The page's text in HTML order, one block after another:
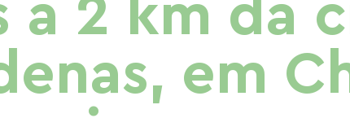
a 2 km da
em